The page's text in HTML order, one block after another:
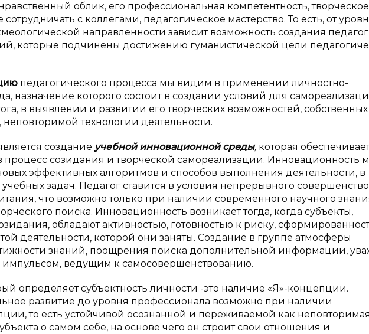
облик, его профессиональная компетентность, творческое
с коллегами, педагогическое мастерство. То есть, от
направленности зависит возможность создания
которые подчинены достижению гуманистической цели
педагогического процесса мы видим в применении личностно-
назначение которого состоит в создании условий для
в выявлении и развитии его творческих возможностей, собственных
неповторимой технологии деятельности.
создание учебной инновационной среды, которая
процесс созидания и творческой самореализации. Инновационность
эффективных алгоритмов и способов выполнения деятельности, в
задач. Педагог ставится в условия непрерывного
что возможно только при наличии современного научного
поиска. Инновационность возникает тогда, когда субъекты,
обладают активностью, готовностью к риску,
деятельности, которой они заняты. Создание в группе атмосферы
знаний, поощрения поиска дополнительной информации,
ведущим к самосовершенствованию.
определяет субъектность личности -это наличие «Я»-концепции.
развитие до уровня профессионала возможно при наличии
то есть устойчивой осознанной и переживаемой как неповторимая
о самом себе, на основе чего он строит свои отношения и